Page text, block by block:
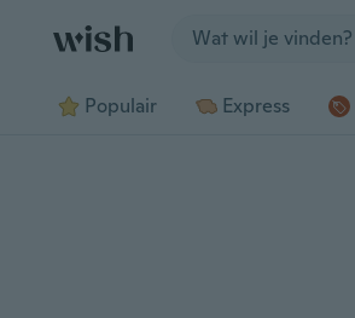
Populair Express